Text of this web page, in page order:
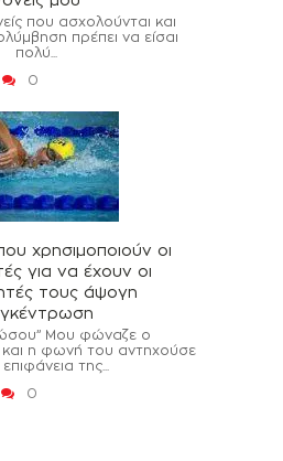
που ασχολούνται και
πρέπει να είσαι
πολύ...
0
χρησιμοποιούν οι
για να έχουν οι
τους άψογη
Μου φώναζε ο
η φωνή του αντηχούσε
της...
0